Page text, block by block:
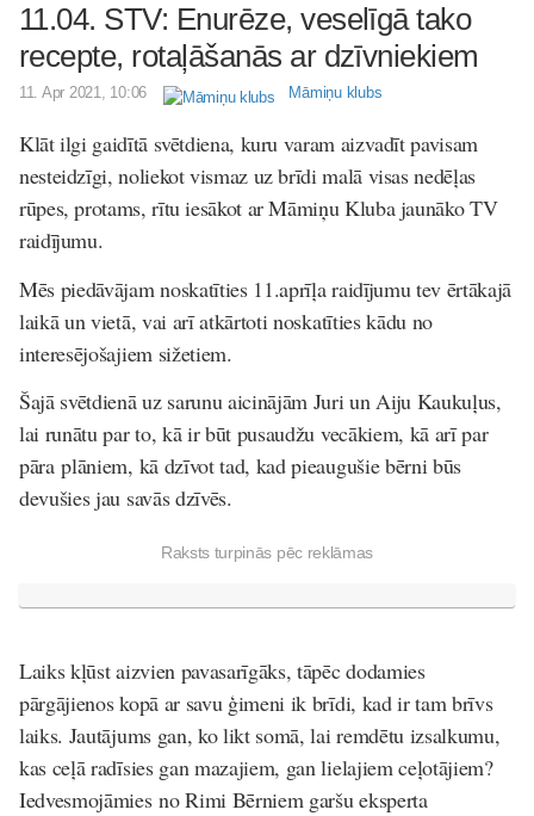
11.04. STV: Enurēze, veselīgā tako
recepte, rotaļāšanās ar dzīvniekiem
11. Apr 2021, 10:06 Māmiņu klubs
Klāt ilgi gaidītā svētdiena, kuru varam aizvadīt pavisam
nesteidzīgi, noliekot vismaz uz brīdi malā visas nedēļas
rūpes, protams, rītu iesākot ar Māmiņu Kluba jaunāko TV
raidījumu.
Mēs piedāvājam noskatīties 11.aprīļa raidījumu tev ērtākajā
laikā un vietā, vai arī atkārtoti noskatīties kādu no
interesējošajiem sižetiem.
Šajā svētdienā uz sarunu aicinājām Juri un Aiju Kaukuļus,
lai runātu par to, kā ir būt pusaudžu vecākiem, kā arī par
pāra plāniem, kā dzīvot tad, kad pieaugušie bērni būs
devušies jau savās dzīvēs.
Raksts turpinās pēc reklāmas
Laiks kļūst aizvien pavasarīgāks, tāpēc dodamies
pārgājienos kopā ar savu ģimeni ik brīdi, kad ir tam brīvs
laiks. Jautājums gan, ko likt somā, lai remdētu izsalkumu,
kas ceļā radīsies gan mazajiem, gan lielajiem ceļotājiem?
Iedvesmojāmies no Rimi Bērniem garšu eksperta